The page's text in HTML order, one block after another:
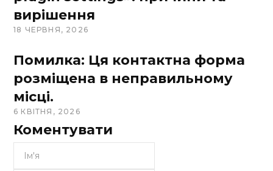
вирішення
18 ЧЕРВНЯ, 2026
Помилка: Ця контактна форма
розміщена в неправильному
місці.
6 КВІТНЯ, 2026
Коментувати